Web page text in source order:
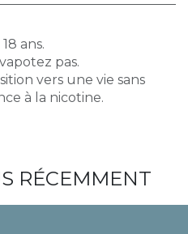
ans.
pas.
vers une vie sans
à la nicotine.
RÉCEMMENT